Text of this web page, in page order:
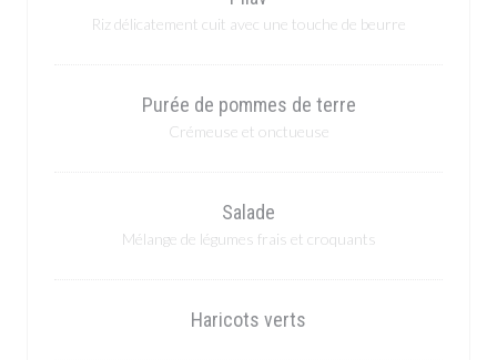
Riz délicatement cuit avec une touche de beurre
Purée de pommes de terre
Crémeuse et onctueuse
Salade
Mélange de légumes frais et croquants
Haricots verts